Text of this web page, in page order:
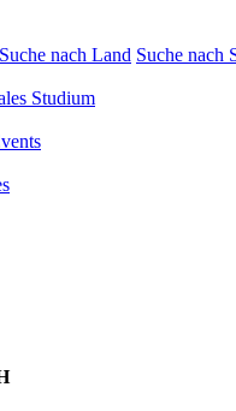
Suche nach Land Suche nach
Studium